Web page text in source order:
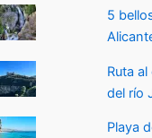
5
Ruta
del río
Playa